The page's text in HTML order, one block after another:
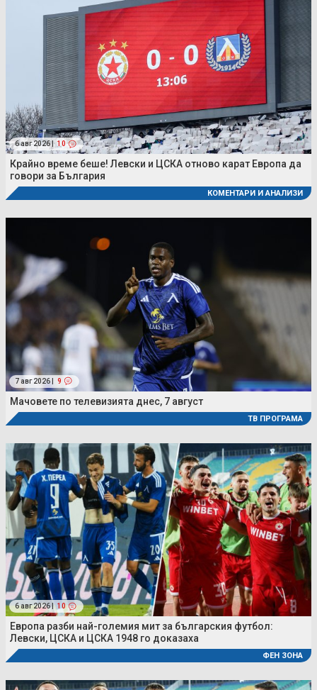
6 авг 2026 | 10
Крайно време беше! Левски и ЦСКА отново карат Европа да
говори за България
КОМЕНТАРИ И АНАЛИЗИ
7 авг 2026 | 9
Мачовете по телевизията днес, 7 август
ТВ ПРОГРАМА
6 авг 2026 | 10
Европа разби най-големия мит за българския футбол:
Левски, ЦСКА и ЦСКА 1948 го доказаха
ФЕН ЗОНА